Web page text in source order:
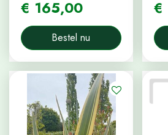
€ 165,00
Bestel nu
€